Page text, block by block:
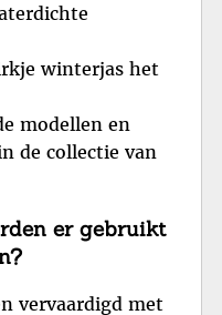
winterjas het
modellen en
de collectie van
er gebruikt
vervaardigd met